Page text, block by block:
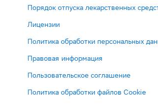
Порядок отпуска лекарственных
Лицензии
Политика обработки персональных
Правовая информация
Пользовательское соглашение
Политика обработки файлов Cookie